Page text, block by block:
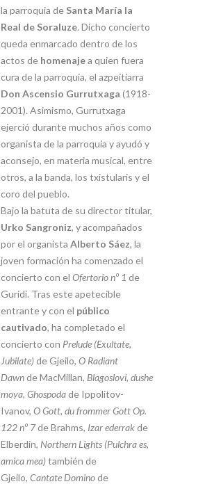
la parroquia de Santa María la
Real de Soraluze. Dicho concierto
queda enmarcado dentro de los
actos de homenajea quien fuera
cura de la parroquia, el azpeitiarra
Don Ascensio Gurrutxaga (1918-
2001). Asimismo, Gurrutxaga
ejerció durante muchos años como
organista de la parroquia y ayudó y
aconsejo, en materia musical, entre
otros, a la banda, los txistularis y el
coro del pueblo.
Bajo la batuta de su director titular,
Urko Sangroniz, y acompañados
por el organista Alberto Sáez, la
joven formación ha comenzado el
concierto con el Ofertorio nº 1 de
Guridi. Tras este apetecible
entrante y con el público
cautivado, ha completado el
concierto con Prelude (Exultate,
Jubilate)de Gjeilo, O Radiant
Dawnde MacMillan, Blagoslovi, dushe
moya, Ghospodade Ippolitov-
Ivanov, O Gott, du frommer Gott Op.
122 nº 7de Brahms, Izar ederrakde
Elberdin, Northern Lights (Pulchra es,
amica mea)también de
Gjeilo, Cantate Dominode